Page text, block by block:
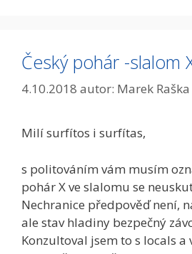
Český pohár -slalom
4.10.2018 autor: Marek Raška
Milí surfítos i surfítas,
s politováním vám musím
pohár X ve slalomu se
Nechranice předpověď není,
ale stav hladiny bezpečný
Konzultoval jsem to s locals a